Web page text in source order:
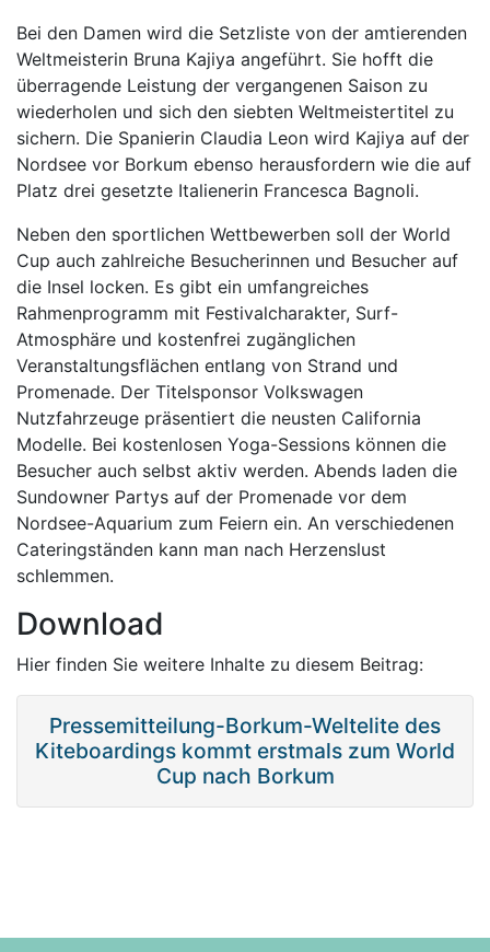
Bei den Damen wird die Setzliste von der amtierenden
Weltmeisterin Bruna Kajiya angeführt. Sie hofft die
überragende Leistung der vergangenen Saison zu
wiederholen und sich den siebten Weltmeistertitel zu
sichern. Die Spanierin Claudia Leon wird Kajiya auf der
Nordsee vor Borkum ebenso herausfordern wie die auf
Platz drei gesetzte Italienerin Francesca Bagnoli.
Neben den sportlichen Wettbewerben soll der World
Cup auch zahlreiche Besucherinnen und Besucher auf
die Insel locken. Es gibt ein umfangreiches
Rahmenprogramm mit Festivalcharakter, Surf-
Atmosphäre und kostenfrei zugänglichen
Veranstaltungsflächen entlang von Strand und
Promenade. Der Titelsponsor Volkswagen
Nutzfahrzeuge präsentiert die neusten California
Modelle. Bei kostenlosen Yoga-Sessions können die
Besucher auch selbst aktiv werden. Abends laden die
Sundowner Partys auf der Promenade vor dem
Nordsee-Aquarium zum Feiern ein. An verschiedenen
Cateringständen kann man nach Herzenslust
schlemmen.
Download
Hier finden Sie weitere Inhalte zu diesem Beitrag:
Pressemitteilung-Borkum-Weltelite des
Kiteboardings kommt erstmals zum World
Cup nach Borkum